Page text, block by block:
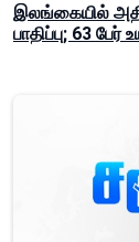
இலங்கையில்
பாதிப்பு; 63 பேர்